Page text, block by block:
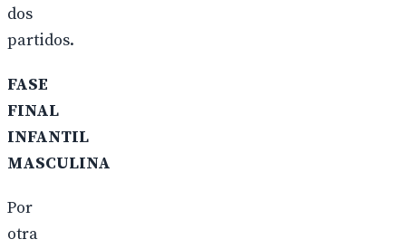
dos
partidos.
FASE
FINAL
INFANTIL
MASCULINA
Por
otra